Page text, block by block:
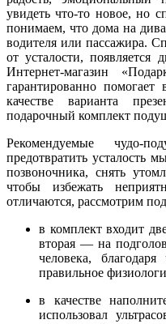
увидеть что-то новое, но
понимаем, что дома на
водителя или пассажира.
от усталости, появляется
Интернет-магазин
гарантированно
качестве варианта
подарочный комплект
Рекомендуемые чудо-
предотвратить усталость
позвоночника, снять
чтобы избежать
отличаются, рассмотрим
в комплект входит
вторая — на
человека,
правильное
в качестве
использовал